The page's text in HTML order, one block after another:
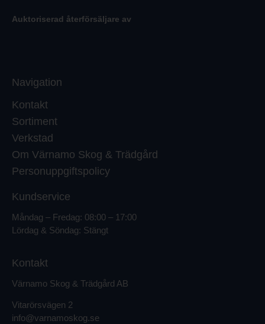
Auktoriserad återförsäljare av
Navigation
Kontakt
Sortiment
Verkstad
Om Värnamo Skog & Trädgård
Personuppgiftspolicy
Kundservice
Måndag – Fredag: 08:00 – 17:00
Lördag & Söndag: Stängt
Kontakt
Värnamo Skog & Trädgård AB
Vitarörsvägen 2
info@varnamoskog.se